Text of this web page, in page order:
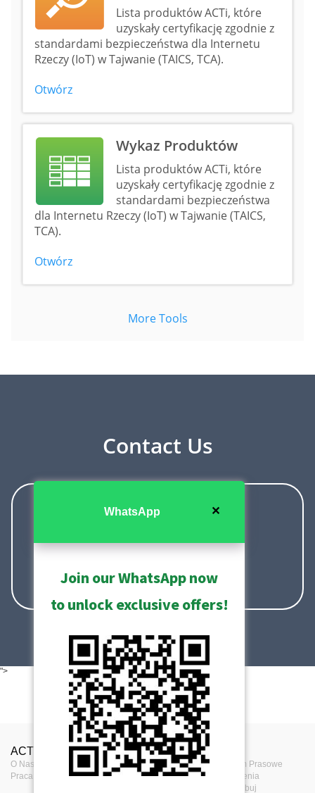
Lista produktów ACTi, które
uzyskały certyfikację zgodnie z
standardami bezpieczeństwa dla Internetu
Rzeczy (IoT) w Tajwanie (TAICS, TCA).
Otwórz
Wykaz Produktów
Lista produktów ACTi, które
uzyskały certyfikację zgodnie z
standardami bezpieczeństwa
dla Internetu Rzeczy (IoT) w Tajwanie (TAICS,
TCA).
Otwórz
More Tools
Contact Us
sales@acti.com
+886-2-2656-2588
+1-866-410-ACTi (2284)
">
ACTi
O Nas
Praca
Skontaktuj się z
nami
Skontaktuj się z nami
Centrum Prasowe
Wydarzenia
Subskrybuj
✕
WhatsApp
Join our WhatsApp now
to unlock exclusive offers!